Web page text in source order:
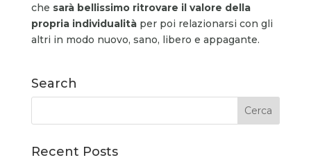
che sarà bellissimo ritrovare il valore della
propria individualitàper poi relazionarsi con gli
altri in modo nuovo, sano, libero e appagante.
Search
Recent Posts